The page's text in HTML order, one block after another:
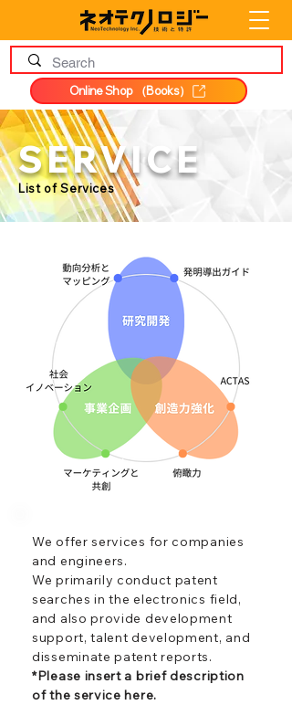
Online Shop （Books）
SERVICE
List of Services
We offer services for companies
and engineers.
We primarily conduct patent
searches in the electronics field,
and also provide development
support, talent development, and
disseminate patent reports.
*Please insert a brief description
of the service here.